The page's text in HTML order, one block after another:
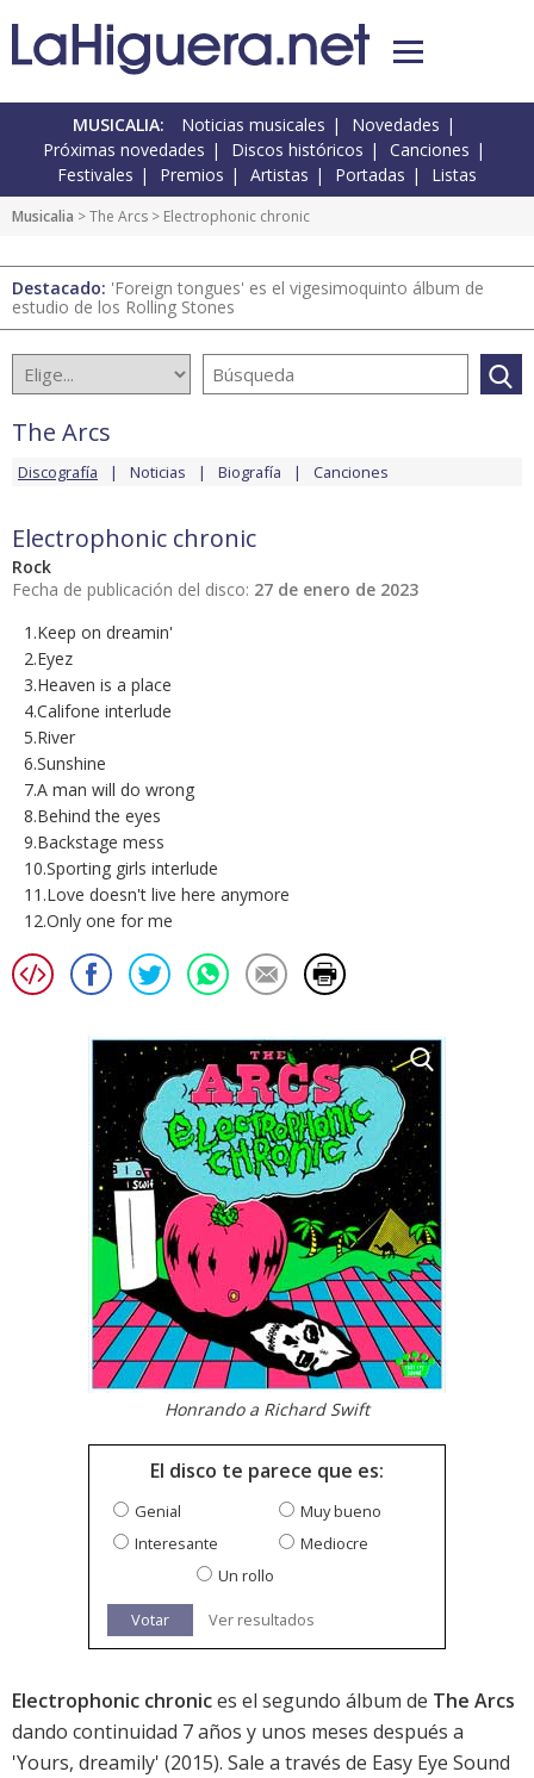
MUSICALIA: Noticias musicales
Novedades
Próximas novedades
Discos históricos
Canciones
Festivales
Premios Artistas Portadas Listas
Musicalia >The Arcs > Electrophonic chronic
Destacado: 'Foreign tongues' es el vigesimoquinto álbum de
estudio de los Rolling Stones
The Arcs
Discografía Noticias Biografía Canciones
Electrophonic chronic
Rock
Fecha de publicación del disco: 27 de enero de 2023
1.Keep on dreamin'
2.Eyez
3.Heaven is a place
4.Califone interlude
5.River
6.Sunshine
7.A man will do wrong
8.Behind the eyes
9.Backstage mess
10.Sporting girls interlude
11.Love doesn't live here anymore
12.Only one for me
Honrando a Richard Swift
El disco te parece que es:
Genial
Muy bueno
Interesante
Mediocre
Un rollo
Votar Ver resultados
Electrophonic chronices el segundo álbum de The Arcs
dando continuidad 7 años y unos meses después a
'Yours, dreamily' (2015). Sale a través de Easy Eye Sound